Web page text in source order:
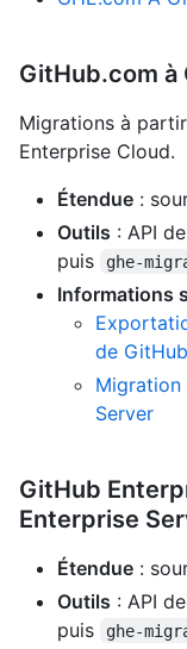
GitHub.com à
Migrations à
Enterprise Cloud.
Étendue :
Outils : API
puis
ghe-
Informations
de
Migration
Server
GitHub
Enterprise
Étendue :
Outils : API
puis
ghe-